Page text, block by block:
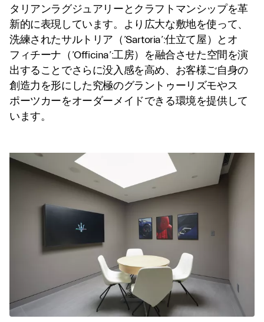
タリアンラグジュアリーとクラフトマンシップを革
新的に表現しています。より広大な敷地を使って、
洗練されたサルトリア（’Sartoria’:仕立て屋）とオ
フィチーナ（’Officina’:工房）を融合させた空間を演
出することでさらに没入感を高め、お客様ご自身の
創造力を形にした究極のグラントゥーリズモやス
ポーツカーをオーダーメイドできる環境を提供して
います。